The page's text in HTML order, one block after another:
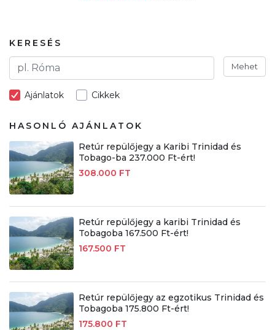
KERESÉS
Mehet
Ajánlatok Cikkek
HASONLÓ AJÁNLATOK
Retúr repülőjegy a Karibi Trinidad és
Tobago-ba 237.000 Ft-ért!
308.000 FT
Retúr repülőjegy a karibi Trinidad és
Tobagoba 167.500 Ft-ért!
167.500 FT
Retúr repülőjegy az egzotikus Trinidad és
Tobagoba 175.800 Ft-ért!
175.800 FT